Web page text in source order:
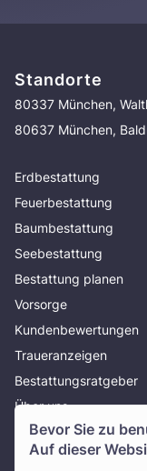
Bevor Sie zu
Auf dieser
Standorte
80337 München,
80637 München,
Erdbestattung
Feuerbestattung
Baumbestattung
Seebestattung
Bestattung planen
Vorsorge
Kundenbewertungen
Traueranzeigen
Bestattungsratgeber
Über uns
Presse
AGB